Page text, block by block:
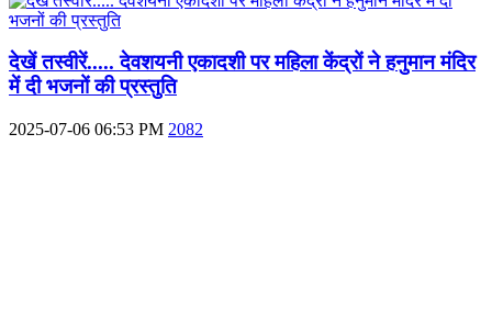
देखें तस्वीरें..... देवशयनी एकादशी पर महिला केंद्रों ने हनुमान मंदिर
में दी भजनों की प्रस्तुति
2025-07-06 06:53 PM 2082